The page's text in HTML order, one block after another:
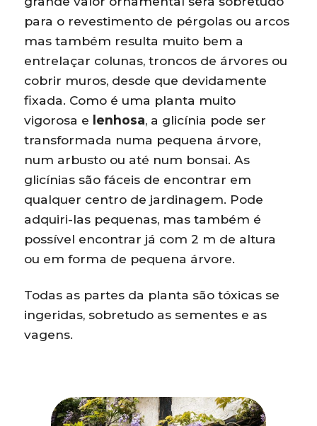
para o revestimento de pérgolas ou arcos
mas também resulta muito bem a
entrelaçar colunas, troncos de árvores ou
cobrir muros, desde que devidamente
fixada. Como é uma planta muito
vigorosa e lenhosa, a glicínia pode ser
transformada numa pequena árvore,
num arbusto ou até num bonsai. As
glicínias são fáceis de encontrar em
qualquer centro de jardinagem. Pode
adquiri-las pequenas, mas também é
possível encontrar já com 2 m de altura
ou em forma de pequena árvore.
Todas as partes da planta são tóxicas se
ingeridas, sobretudo as sementes e as
vagens.